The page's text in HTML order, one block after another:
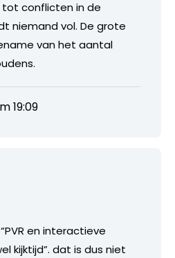
tot conflicten in de
niemand vol. De grote
van het aantal
19:09
en interactieve
kijktijd”. dat is dus niet